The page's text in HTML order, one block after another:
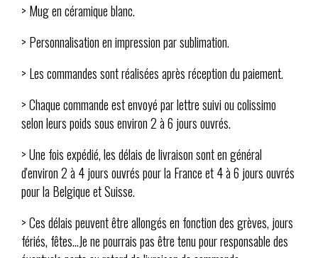
> Mug en céramique blanc.
> Personnalisation en impression par sublimation.
> Les commandes sont réalisées après réception du paiement.
> Chaque commande est envoyé par lettre suivi ou colissimo
selon leurs poids sous environ 2 à 6 jours ouvrés.
> Une fois expédié, les délais de livraison sont en général
d'environ 2 à 4 jours ouvrés pour la France et 4 à 6 jours ouvrés
pour la Belgique et Suisse.
> Ces délais peuvent être allongés en fonction des grèves, jours
fériés, fêtes...Je ne pourrais pas être tenu pour responsable des